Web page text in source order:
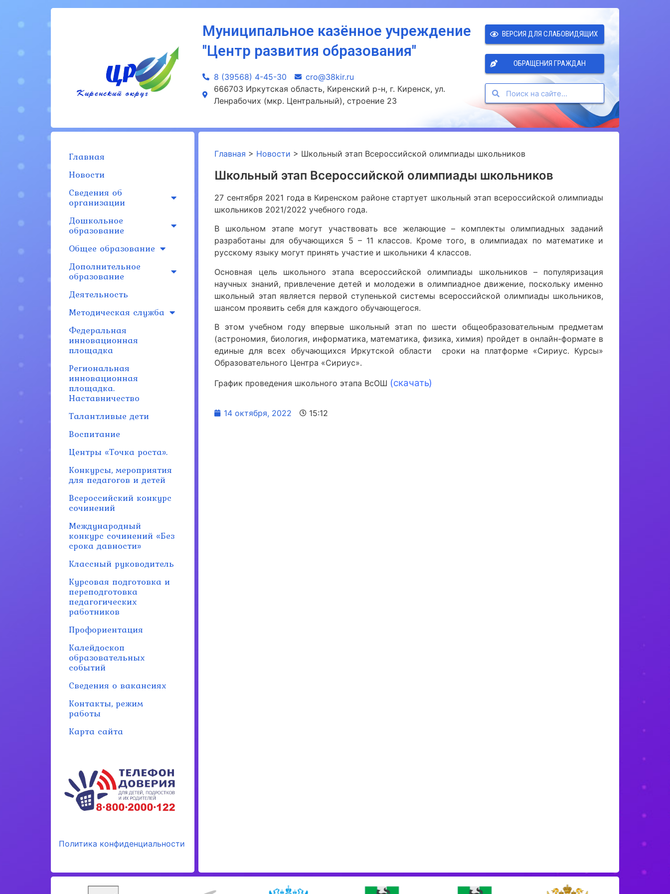
Муниципальное казённое учреждение
"Центр развития образования"
8 (39568) 4-45-30
сro@38kir.ru
666703 Иркутская область, Киренский р-н, г. Киренск, ул.
Ленрабочих (мкр. Центральный), строение 23
ВЕРСИЯ ДЛЯ СЛАБОВИДЯЩИХ
ОБРАЩЕНИЯ ГРАЖДАН
Главная
Новости
Сведения об
организации
Дошкольное
образование
Общее образование
Дополнительное
образование
Деятельность
Методическая служба
Федеральная
инновационная
площадка
Региональная
инновационная
площадка.
Наставничество
Талантливые дети
Воспитание
Центры «Точка роста».
Конкурсы, мероприятия
для педагогов и детей
Всероссийский конкурс
сочинений
Международный
конкурс сочинений «Без
срока давности»
Классный руководитель
Курсовая подготовка и
переподготовка
педагогических
работников
Профориентация
Калейдоскоп
образовательных
событий
Сведения о вакансиях
Контакты, режим
работы
Карта сайта
Политика конфиденциальности
Главная > Новости > Школьный этап Всероссийской олимпиады школьников
Школьный этап Всероссийской олимпиады школьников
27 сентября 2021 года в Киренском районе стартует школьный этап всероссийской олимпиады
школьников 2021/2022 учебного года.
В школьном этапе могут участвовать все желающие – комплекты олимпиадных заданий
разработаны для обучающихся 5 – 11 классов. Кроме того, в олимпиадах по математике и
русскому языку могут принять участие и школьники 4 классов.
Основная цель школьного этапа всероссийской олимпиады школьников – популяризация
научных знаний, привлечение детей и молодежи в олимпиадное движение, поскольку именно
школьный этап является первой ступенькой системы всероссийской олимпиады школьников,
шансом проявить себя для каждого обучающегося.
В этом учебном году впервые школьный этап по шести общеобразовательным предметам
(астрономия, биология, информатика, математика, физика, химия) пройдет в онлайн-формате в
единые для всех обучающихся Иркутской области сроки на платформе «Сириус. Курсы»
Образовательного Центра «Сириус».
График проведения школьного этапа ВсОШ (скачать)
14 октября, 2022 15:12